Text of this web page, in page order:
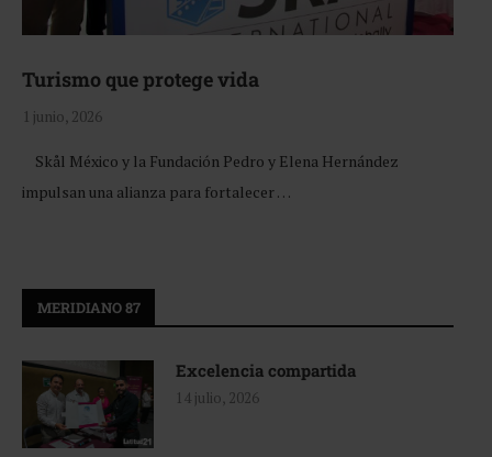
Turismo que protege vida
1 junio, 2026
Skål México y la Fundación Pedro y Elena Hernández
impulsan una alianza para fortalecer …
MERIDIANO 87
Excelencia compartida
14 julio, 2026